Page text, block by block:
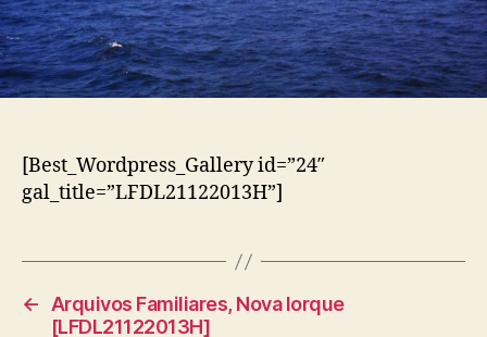
[Best_Wordpress_Gallery id=”24″
gal_title=”LFDL21122013H”]
← Arquivos Familiares, Nova Iorque
[LFDL21122013H]